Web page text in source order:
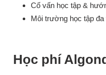
Cố vấn học tập &
Môi trường học tập đa
Học phí